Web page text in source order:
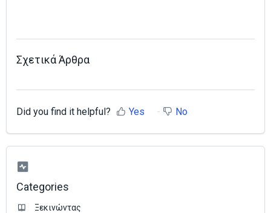
Σχετικά Άρθρα
Did you find it helpful? Yes No
Categories
Ξεκινώντας